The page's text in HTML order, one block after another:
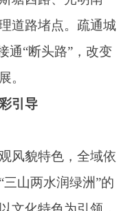
总体格局，
体系。城市
汇处的老城
市副中心，
主要集聚行
片区、城
务节点，主